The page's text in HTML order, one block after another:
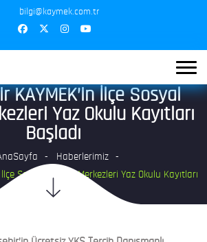
bilgi@kaymek.com.tr
KAYMEK’in İlçe Sosyal
Yaz Okulu Kayıtları
Başladı
Haberlerimiz
İlçe Sosyal Yaşam Merkezleri Yaz Okulu Kayıtları
Başladı